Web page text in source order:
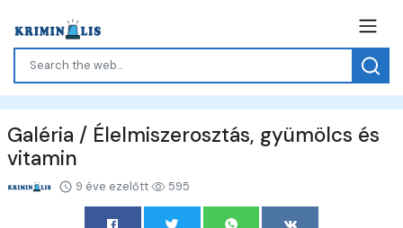
Galéria / Élelmiszerosztás, gyümölcs és
vitamin
9 éve ezelőtt 595